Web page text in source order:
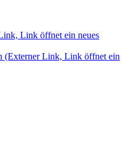
Link öffnet ein neues
(Externer Link, Link öffnet ein